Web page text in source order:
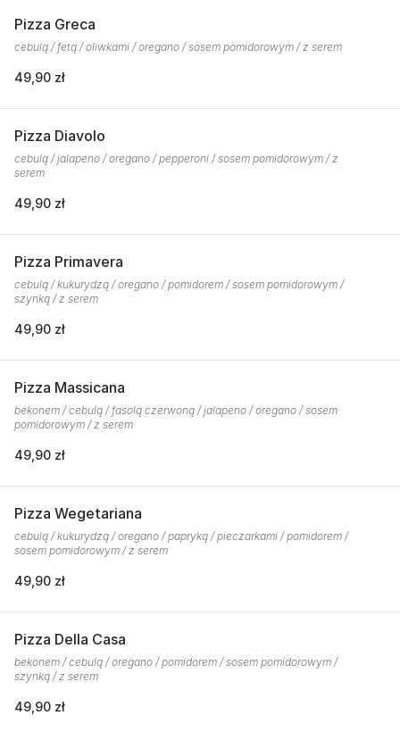
Pizza Greca
cebulą / fetą / oliwkami / oregano / sosem pomidorowym / z serem
49,90 zł
Pizza Diavolo
cebulą / jalapeno / oregano / pepperoni / sosem pomidorowym / z
serem
49,90 zł
Pizza Primavera
cebulą / kukurydzą / oregano / pomidorem / sosem pomidorowym /
szynką / z serem
49,90 zł
Pizza Massicana
bekonem / cebulą / fasolą czerwoną / jalapeno / oregano / sosem
pomidorowym / z serem
49,90 zł
Pizza Wegetariana
cebulą / kukurydzą / oregano / papryką / pieczarkami / pomidorem /
sosem pomidorowym / z serem
49,90 zł
Pizza Della Casa
bekonem / cebulą / oregano / pomidorem / sosem pomidorowym /
szynką / z serem
49,90 zł